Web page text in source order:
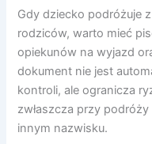
Gdy dziecko podróżuje
rodziców, warto mieć
opiekunów na wyjazd
dokument nie jest
kontroli, ale ogranicza
zwłaszcza przy podróży
innym nazwisku.